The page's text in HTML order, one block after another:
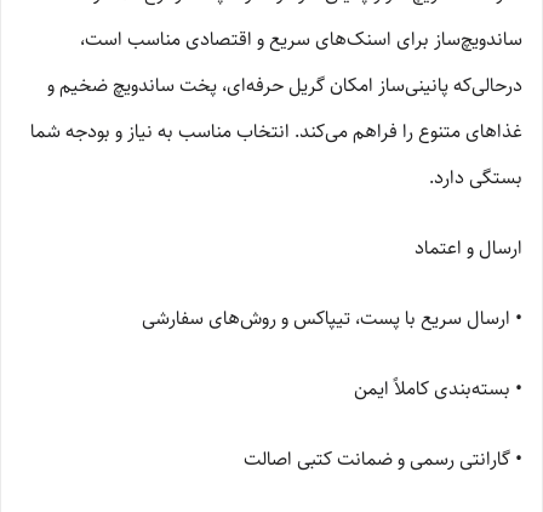
ساندویچ‌ساز برای اسنک‌های سریع و اقتصادی مناسب است،
درحالی‌که پانینی‌ساز امکان گریل حرفه‌ای، پخت ساندویچ ضخیم و
غذاهای متنوع را فراهم می‌کند. انتخاب مناسب به نیاز و بودجه شما
بستگی دارد.
ارسال و اعتماد
• ارسال سریع با پست، تیپاکس و روش‌های سفارشی
• بسته‌بندی کاملاً ایمن
• گارانتی رسمی و ضمانت کتبی اصالت